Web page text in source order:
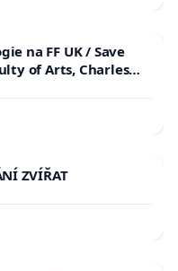
na FF UK / Save
of Arts, Charles
ZVÍŘAT